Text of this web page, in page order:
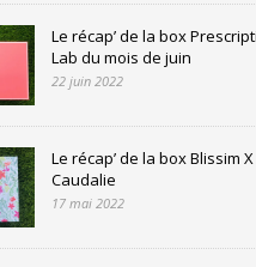
Le récap’ de la box
Lab du mois de juin
22 juin 2022
Le récap’ de la box Blissim X
Caudalie
17 mai 2022